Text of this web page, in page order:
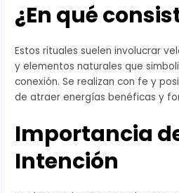
¿En qué
Estos rituales suelen involucrar
y elementos naturales que
conexión. Se realizan con fe y
de atraer energías benéficas y
Importancia
Intención